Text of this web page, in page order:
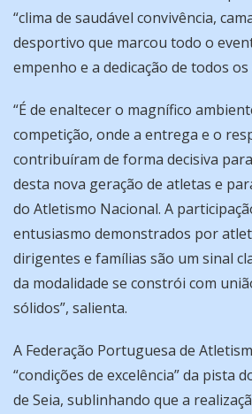
“clima de saudável convivência,
desportivo que marcou todo o
empenho e a dedicação de todos os
“É de enaltecer o magnífico
competição, onde a entrega e o
contribuíram de forma decisiva
desta nova geração de atletas e
do Atletismo Nacional. A
entusiasmo demonstrados por
dirigentes e famílias são um sinal
da modalidade se constrói com
sólidos”, salienta.
A Federação Portuguesa de
“condições de excelência” da pista
de Seia, sublinhando que a